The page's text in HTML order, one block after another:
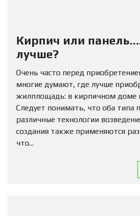
Кирпич или
лучше?
Очень часто перед
многие думают, где лучше
жилплощадь: в кирпичном доме
Следует понимать, что оба типа
различные технологии
создания также применяются
что...